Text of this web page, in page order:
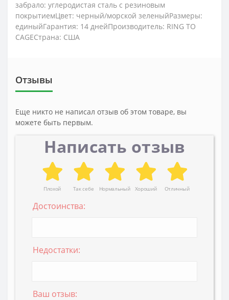
забрало: углеродистая сталь с резиновым
покрытиемЦвет: черный/морской зеленыйРазмеры:
единыйГарантия: 14 днейПроизводитель: RING TO
CAGEСтрана: США
Отзывы
Еще никто не написал отзыв об этом товаре, вы
можете быть первым.
Написать отзыв
Плохой Так себе Нормальный Хороший Отличный
Достоинства:
Недостатки:
Ваш отзыв: